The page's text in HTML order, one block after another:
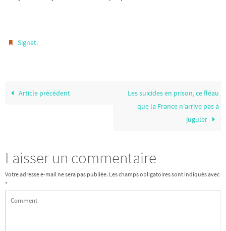
Signet.
Article précédent
Les suicides en prison, ce fléau
que la France n’arrive pas à
juguler
Laisser un commentaire
Votre adresse e-mail ne sera pas publiée. Les champs obligatoires sont indiqués avec
*